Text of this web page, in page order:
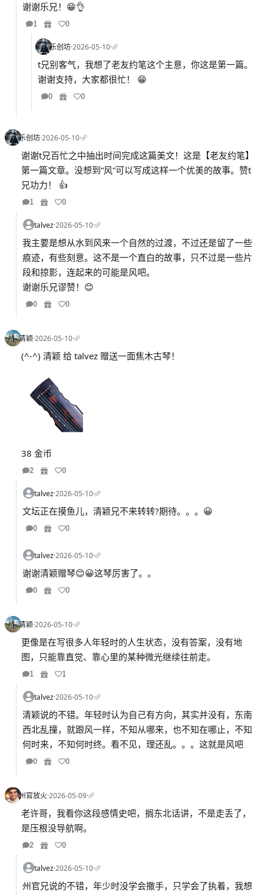
谢谢乐兄！😁👌
1 0
乐创坊·2026-05-10·
t兄别客气，我想了老友约笔这个主意，你这是第一篇。
谢谢支持，大家都很忙！ 😁
0 0
乐创坊·2026-05-10·
谢谢t兄百忙之中抽出时间完成这篇美文！这是【老友约笔】
第一篇文章。没想到“风”可以写成这样一个优美的故事。赞t
兄功力！ 👍
1 0
talvez·2026-05-10·
我主要是想从水到风来一个自然的过渡，不过还是留了一些
痕迹，有些刻意。这不是一个直白的故事，只不过是一些片
段和掠影，连起来的可能是风吧。
谢谢乐兄谬赞！😊
0 0
清颖·2026-05-10·
(^-^) 清颖 给 talvez 赠送一面焦木古琴！
38 金币
2 0
talvez·2026-05-10·
文坛正在摸鱼儿，清颖兄不来转转?期待。。。😀
0 0
talvez·2026-05-10·
谢谢清颖赠琴😊😀这琴厉害了。。
0 0
清颖·2026-05-10·
更像是在写很多人年轻时的人生状态，没有答案，没有地
图，只能靠直觉、靠心里的某种微光继续往前走。
1 1
talvez·2026-05-10·
清颖说的不错。年轻时认为自己有方向，其实并没有，东南
西北乱撞，就跟风一样，不知从哪来，也不知在哪止，不知
何时来，不知何时终。看不见，理还乱。。。这就是风吧
0 0
州官放火·2026-05-09·
老许哥，我看你这段感情史吧，搁东北话讲，不是走丢了，
是压根没导航啊。
2 0
talvez·2026-05-10·
州官兄说的不错，年少时没学会撒手，只学会了执着，我想